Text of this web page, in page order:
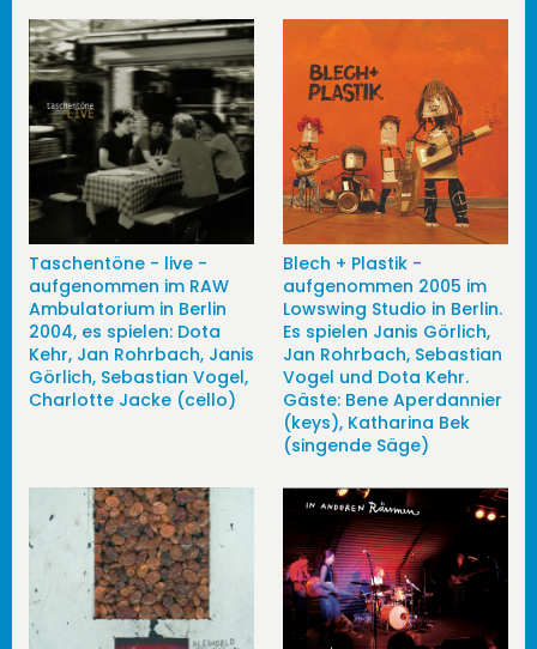
Taschentöne - live -
aufgenommen im RAW
Ambulatorium in Berlin
2004, es spielen: Dota
Kehr, Jan Rohrbach, Janis
Görlich, Sebastian Vogel,
Charlotte Jacke (cello)
Blech + Plastik -
aufgenommen 2005 im
Lowswing Studio in Berlin.
Es spielen Janis Görlich,
Jan Rohrbach, Sebastian
Vogel und Dota Kehr.
Gäste: Bene Aperdannier
(keys), Katharina Bek
(singende Säge)